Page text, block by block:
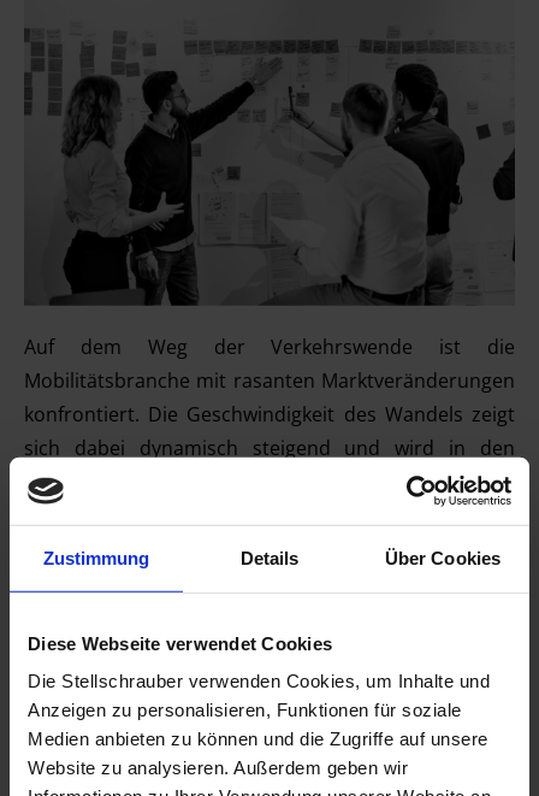
Zustimmung Details Über Cookies
Diese Webseite verwendet Cookies
Die Stellschrauber verwenden Cookies, um Inhalte und
Anzeigen zu personalisieren, Funktionen für soziale
Medien anbieten zu können und die Zugriffe auf unsere
Website zu analysieren. Außerdem geben wir
Auf dem Weg der Verkehrswende ist die
Mobilitätsbranche mit rasanten Marktveränderungen
konfrontiert. Die Geschwindigkeit des Wandels zeigt
sich dabei dynamisch steigend und wird in den
nächsten Jahren eher weiter zunehmen. Die
Modifikation von politischen Rahmenbedingungen,
steigende Ansprüche an die Quantität und Qualität
effiziente und gleichzeitig stark resiliente
Organisationen notwendig. Versteht man
Organisation als ein System, stehen Effizienz und
Resilienz im Widerspruch zueinander. Diesen
Widerspruch gilt es optimal auszupendeln. Die